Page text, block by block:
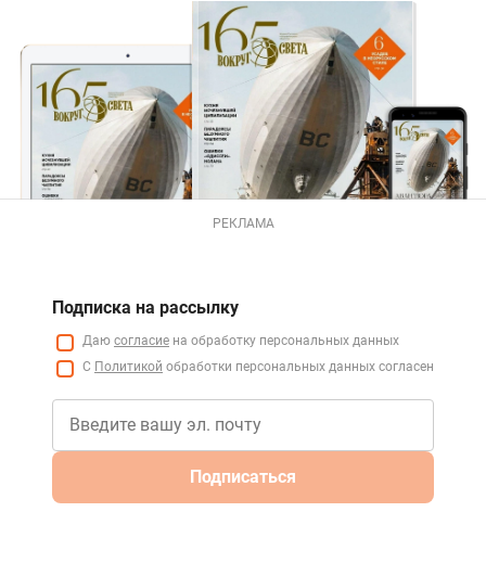
РЕКЛАМА
Подписка на рассылку
Даю согласие на обработку персональных данных
С Политикой обработки персональных данных согласен
Подписаться